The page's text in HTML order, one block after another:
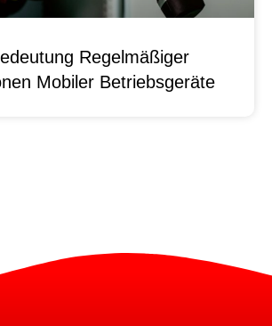
Regelmäßiger
Mobiler Betriebsgeräte